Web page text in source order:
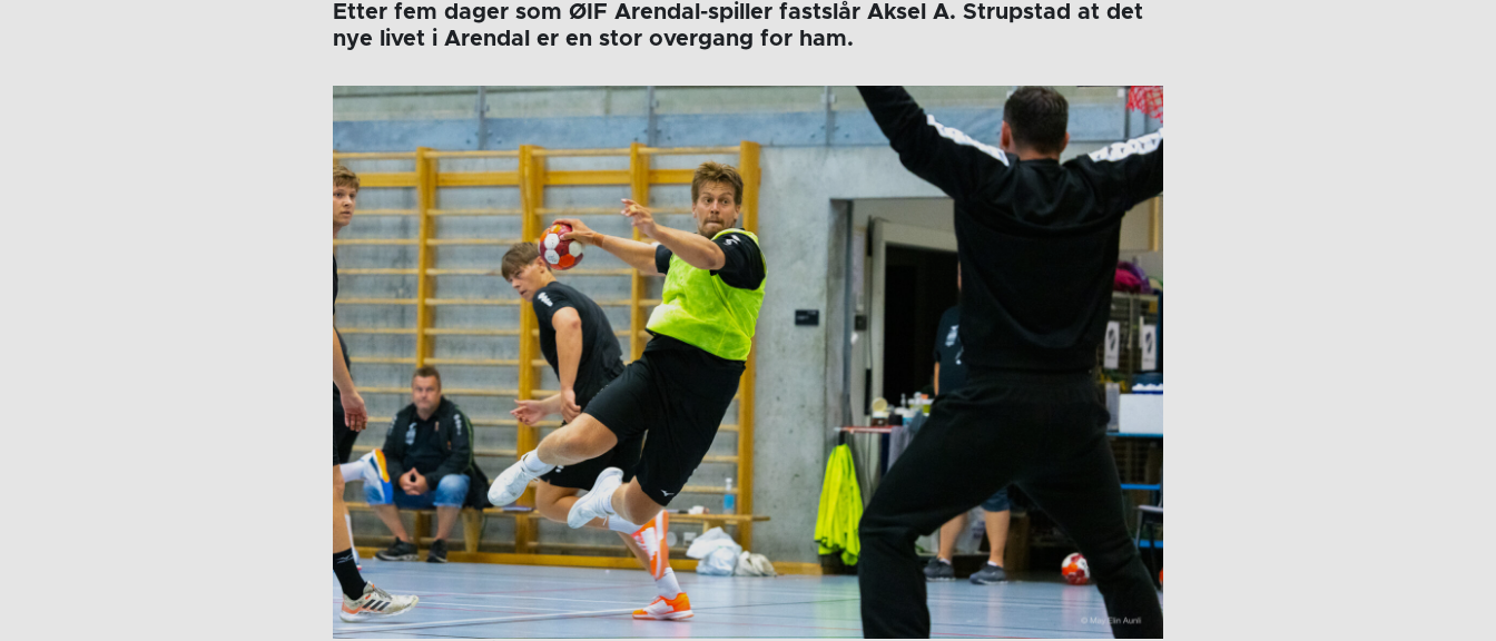
Etter fem dager som ØIF Arendal-spiller fastslår Aksel A. Strupstad at det
nye livet i Arendal er en stor overgang for ham.